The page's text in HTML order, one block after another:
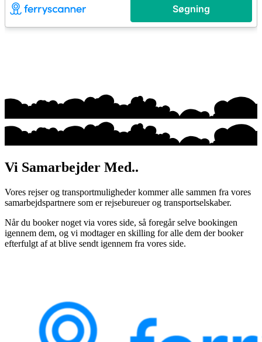
Vi Samarbejder Med..
Vores rejser og transportmuligheder kommer alle sammen fra vores
samarbejdspartnere som er rejsebureuer og transportselskaber.
Når du booker noget via vores side, så foregår selve bookingen
igennem dem, og vi modtager en skilling for alle dem der booker
efterfulgt af at blive sendt igennem fra vores side.